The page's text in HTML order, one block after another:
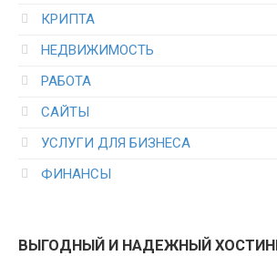
КРИПТА
НЕДВИЖИМОСТЬ
РАБОТА
САЙТЫ
УСЛУГИ ДЛЯ БИЗНЕСА
ФИНАНСЫ
ВЫГОДНЫЙ И НАДЕЖНЫЙ